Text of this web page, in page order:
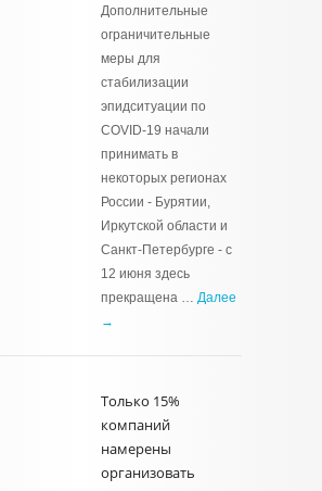
Дополнительные
ограничительные
меры для
стабилизации
эпидситуации по
COVID-19 начали
принимать в
некоторых регионах
России - Бурятии,
Иркутской области и
Санкт-Петербурге - с
12 июня здесь
прекращена … Далее
→
Только 15%
компаний
намерены
организовать